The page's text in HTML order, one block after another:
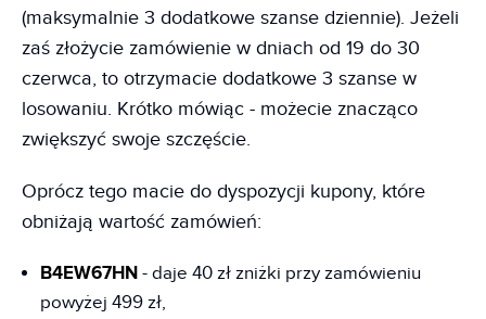
(maksymalnie 3 dodatkowe szanse dziennie). Jeżeli
zaś złożycie zamówienie w dniach od 19 do 30
czerwca, to otrzymacie dodatkowe 3 szanse w
losowaniu. Krótko mówiąc - możecie znacząco
zwiększyć swoje szczęście.
Oprócz tego macie do dyspozycji kupony, które
obniżają wartość zamówień:
B4EW67HN - daje 40 zł zniżki przy zamówieniu
powyżej 499 zł,